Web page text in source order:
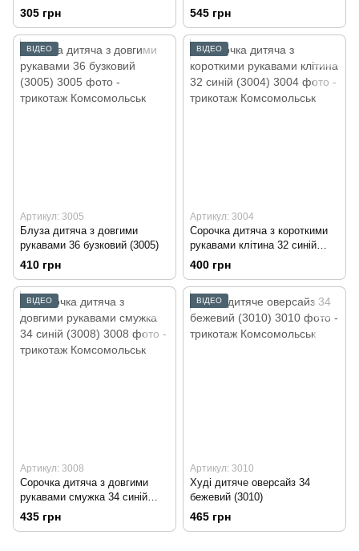
305 грн
(3006)
545 грн
ВІДЕО
Артикул: 3005
Блуза дитяча з довгими
рукавами 36 бузковий (3005)
410 грн
ВІДЕО
Артикул: 3004
Сорочка дитяча з короткими
рукавами клітина 32 синій
(3004)
400 грн
ВІДЕО
Артикул: 3008
Сорочка дитяча з довгими
рукавами смужка 34 синій
(3008)
435 грн
ВІДЕО
Артикул: 3010
Худі дитяче оверсайз 34
бежевий (3010)
465 грн